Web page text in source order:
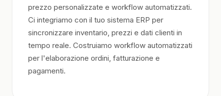
prezzo personalizzate e workflow automatizzati.
Ci integriamo con il tuo sistema ERP per
sincronizzare inventario, prezzi e dati clienti in
tempo reale. Costruiamo workflow automatizzati
per l'elaborazione ordini, fatturazione e
pagamenti.